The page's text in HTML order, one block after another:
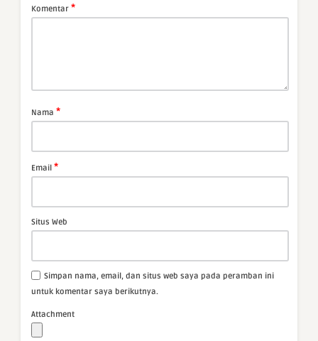
Komentar *
Nama *
Email *
Situs Web
Simpan nama, email, dan situs web saya pada peramban ini
untuk komentar saya berikutnya.
Attachment